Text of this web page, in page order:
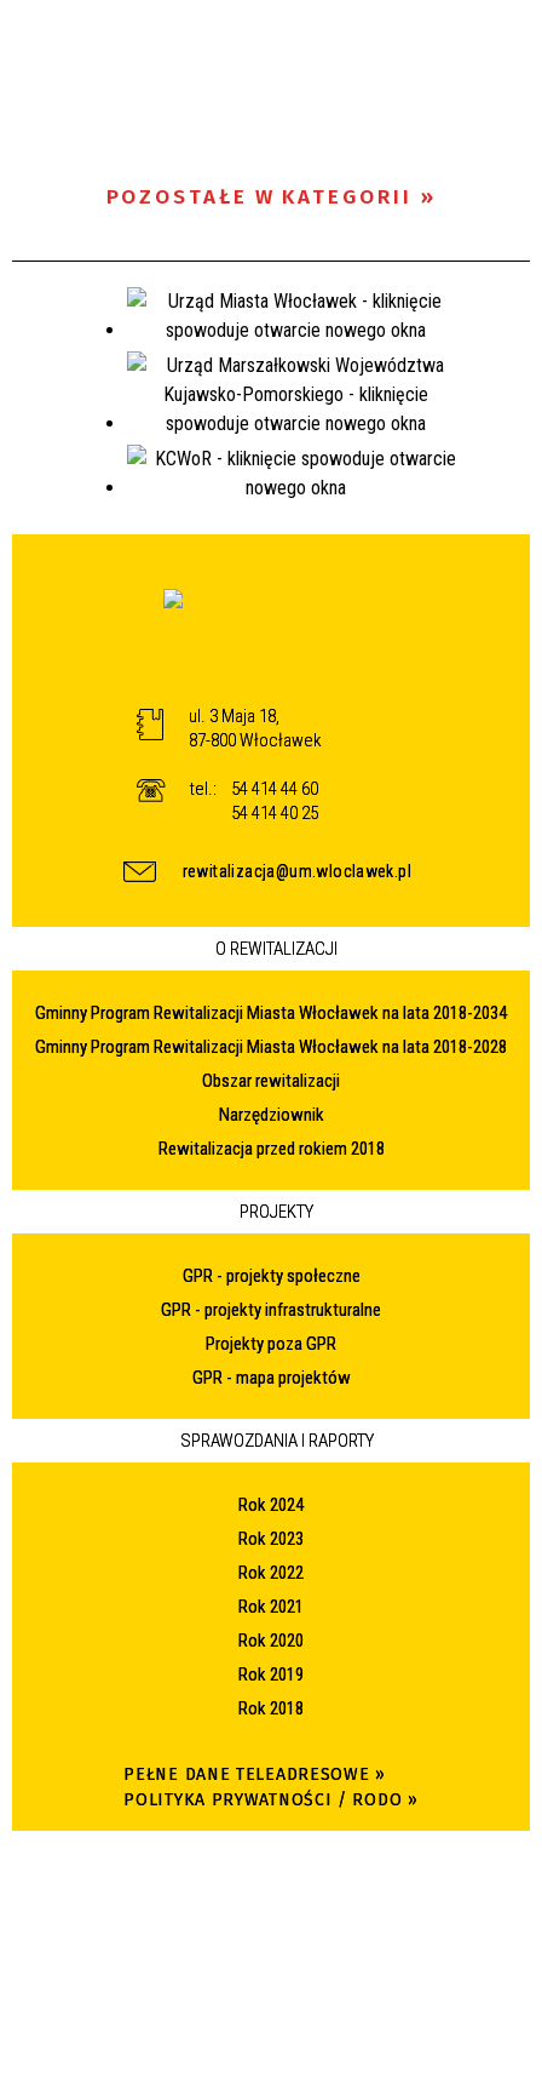
POZOSTAŁE W KATEGORII
ul. 3 Maja 18,
87-800 Włocławek
tel.:
54 414 44 60
54 414 40 25
rewitalizacja@um.wloclawek.pl
O REWITALIZACJI
Gminny Program Rewitalizacji Miasta Włocławek na lata 2018-2034
Gminny Program Rewitalizacji Miasta Włocławek na lata 2018-2028
Obszar rewitalizacji
Narzędziownik
Rewitalizacja przed rokiem 2018
PROJEKTY
GPR - projekty społeczne
GPR - projekty infrastrukturalne
Projekty poza GPR
GPR - mapa projektów
SPRAWOZDANIA I RAPORTY
Rok 2024
Rok 2023
Rok 2022
Rok 2021
Rok 2020
Rok 2019
Rok 2018
PEŁNE DANE TELEADRESOWE »
POLITYKA PRYWATNOŚCI / RODO »